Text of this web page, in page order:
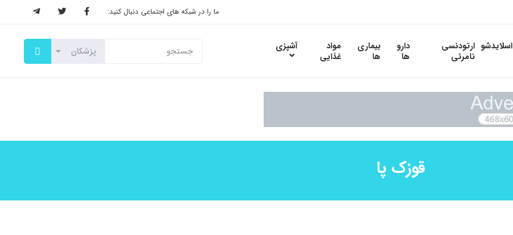
ما را در شبکه های اجتماعی دنبال کنید:
اسلایدشو ارتودنسی
نامرئی
دارو
ها
بیماری
ها
مواد
غذایی
آشپزی
قوزک پا